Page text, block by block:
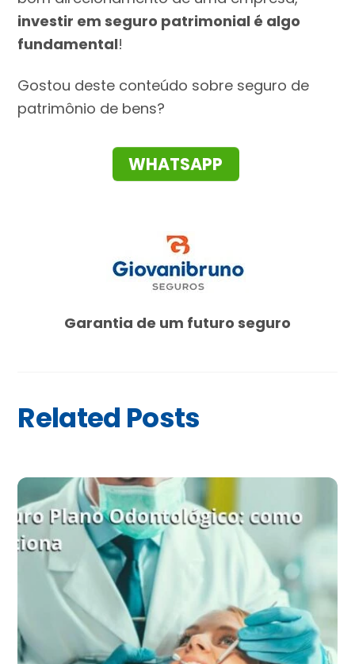
investir em seguro patrimonial é algo
fundamental!
Gostou deste conteúdo sobre seguro de
patrimônio de bens?
WHATSAPP
Garantia de um futuro seguro
Related Posts